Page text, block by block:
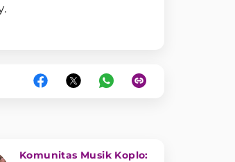
Komunitas Musik Koplo: